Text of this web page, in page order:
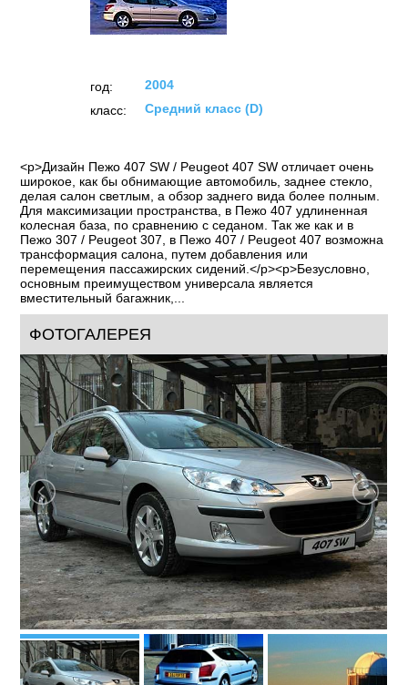
год:
2004
класс:
Средний класс (D)
<p>Дизайн Пежо 407 SW / Peugeot 407 SW отличает очень
широкое, как бы обнимающие автомобиль, заднее стекло,
делая салон светлым, а обзор заднего вида более полным.
Для максимизации пространства, в Пежо 407 удлиненная
колесная база, по сравнению с седаном. Так же как и в
Пежо 307 / Peugeot 307, в Пежо 407 / Peugeot 407 возможна
трансформация салона, путем добавления или
перемещения пассажирских сидений.</p><p>Безусловно,
основным преимуществом универсала является
вместительный багажник,...
ФОТОГАЛЕРЕЯ